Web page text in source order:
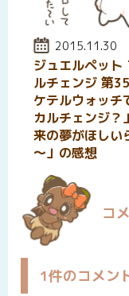
投稿日:
2015.11.30
ジュエルペット
ルチェンジ 第
ケテルウォッチ
カルチェンジ？
来の夢がほしい
～」の感想
コ
1件のコメン